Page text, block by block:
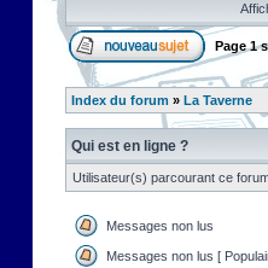
Page1
Index du forum » La Taverne
Qui est en ligne ?
Utilisateur(s) parcourant ce
Messages non lus
Messages non lus [